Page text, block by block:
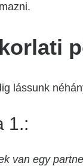
lássunk
1.:
van egy